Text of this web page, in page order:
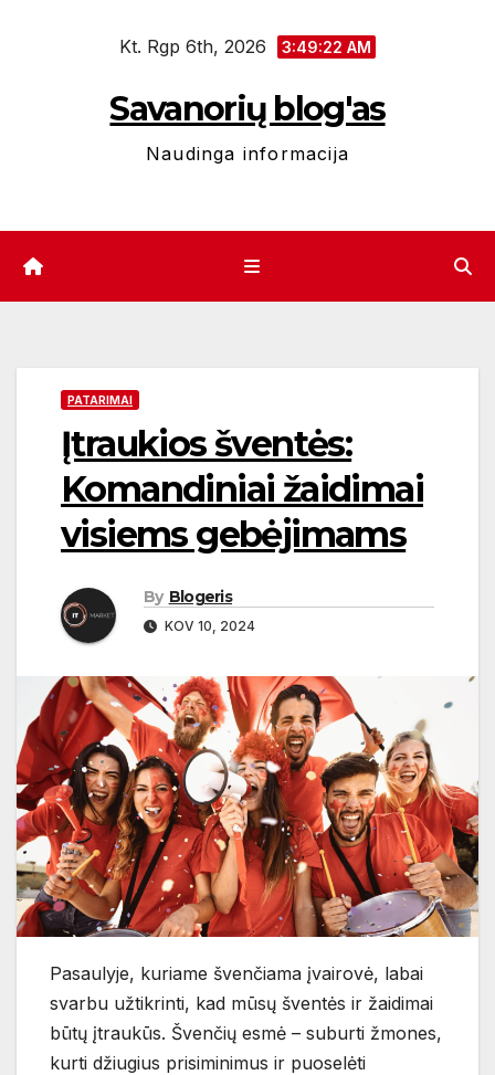
Kt. Rgp 6th, 2026 3:49:23 AM
Savanorių blog'as
Naudinga informacija
PATARIMAI
Įtraukios šventės:
Komandiniai žaidimai
visiems gebėjimams
By Blogeris
KOV 10, 2024
Pasaulyje, kuriame švenčiama įvairovė, labai
svarbu užtikrinti, kad mūsų šventės ir žaidimai
būtų įtraukūs. Švenčių esmė – suburti žmones,
kurti džiugius prisiminimus ir puoselėti